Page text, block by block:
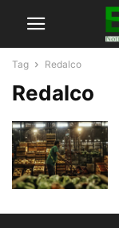
Tag Redalco
Redalco